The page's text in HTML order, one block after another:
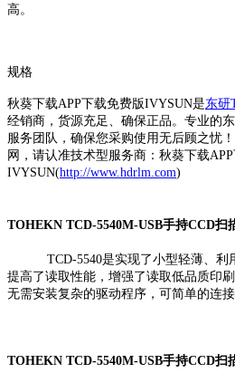
高。
规格
秋葵下载APP下载免费版IVYSUN是东研
经销商，货源充足、确保正品。
服务团队，确保您采购使用无后顾之忧
网，请认准技术型服务商：秋葵下载
IVYSUN(http://www.hdrlm.com)
TOHEKN TCD-5540M-USB手持CCD扫
TCD-5540是实现了小型轻薄、利用
提高了读取性能，增强了读取低品质印
无需安装复杂的驱动程序，可简单的连接电
TOHEKN TCD-5540M-USB手持CCD扫